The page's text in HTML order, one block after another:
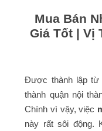
Mua Bán
Giá Tốt | Vị
Được thành lập từ
thành quận nội
Chính vì vậy, việc
này rất sôi động.